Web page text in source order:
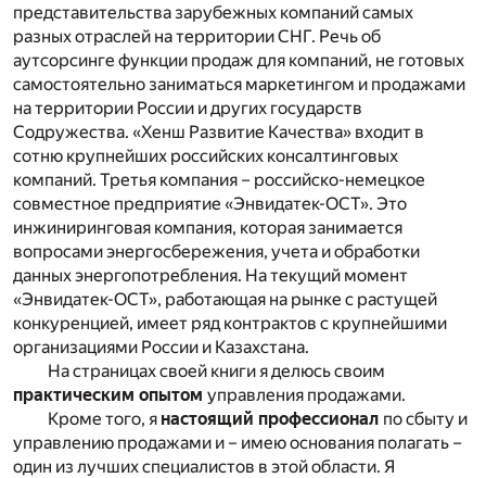
представительства зарубежных компаний самых
разных отраслей на территории СНГ. Речь об
аутсорсинге функции продаж для компаний, не готовых
самостоятельно заниматься маркетингом и продажами
на территории России и других государств
Содружества. «Хенш Развитие Качества» входит в
сотню крупнейших российских консалтинговых
компаний. Третья компания – российско-немецкое
совместное предприятие «Энвидатек-ОСТ». Это
инжиниринговая компания, которая занимается
вопросами энергосбережения, учета и обработки
данных энергопотребления. На текущий момент
«Энвидатек-ОСТ», работающая на рынке с растущей
конкуренцией, имеет ряд контрактов с крупнейшими
организациями России и Казахстана.
На страницах своей книги я делюсь своим
практическим опытом управления продажами.
Кроме того, я настоящий профессионал по сбыту и
управлению продажами и – имею основания полагать –
один из лучших специалистов в этой области. Я